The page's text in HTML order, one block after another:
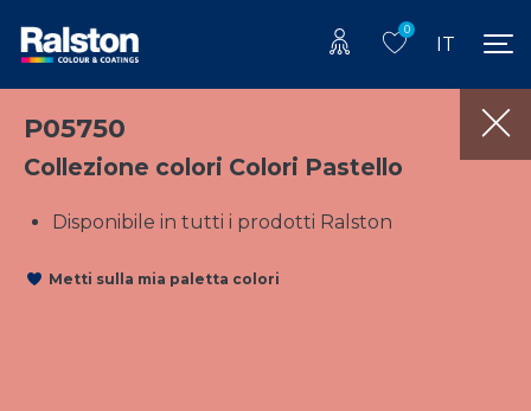
0
IT
P05750
Collezione colori Colori Pastello
Disponibile in tutti i prodotti Ralston
Metti sulla mia paletta colori